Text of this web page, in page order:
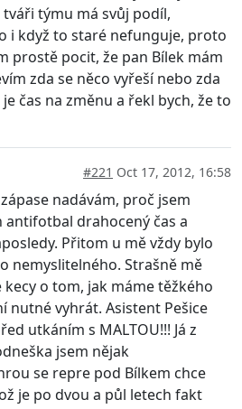
týmu má svůj podíl,
i když to staré nefunguje, proto
prostě pocit, že pan Bílek mám
zda se něco vyřeší nebo zda
čas na změnu a řekl bych, že to
#221 Oct 17, 2012, 16:58
nadávám, proč jsem
drahocený čas a
Přitom u mě vždy bylo
nemyslitelného. Strašně mě
o tom, jak máme těžkého
nutné vyhrát. Asistent Pešice
utkáním s MALTOU!!! Já z
jsem nějak
se repre pod Bílkem chce
je po dvou a půl letech fakt